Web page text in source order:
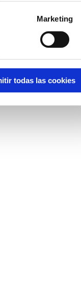
Marketing
todas las cookies